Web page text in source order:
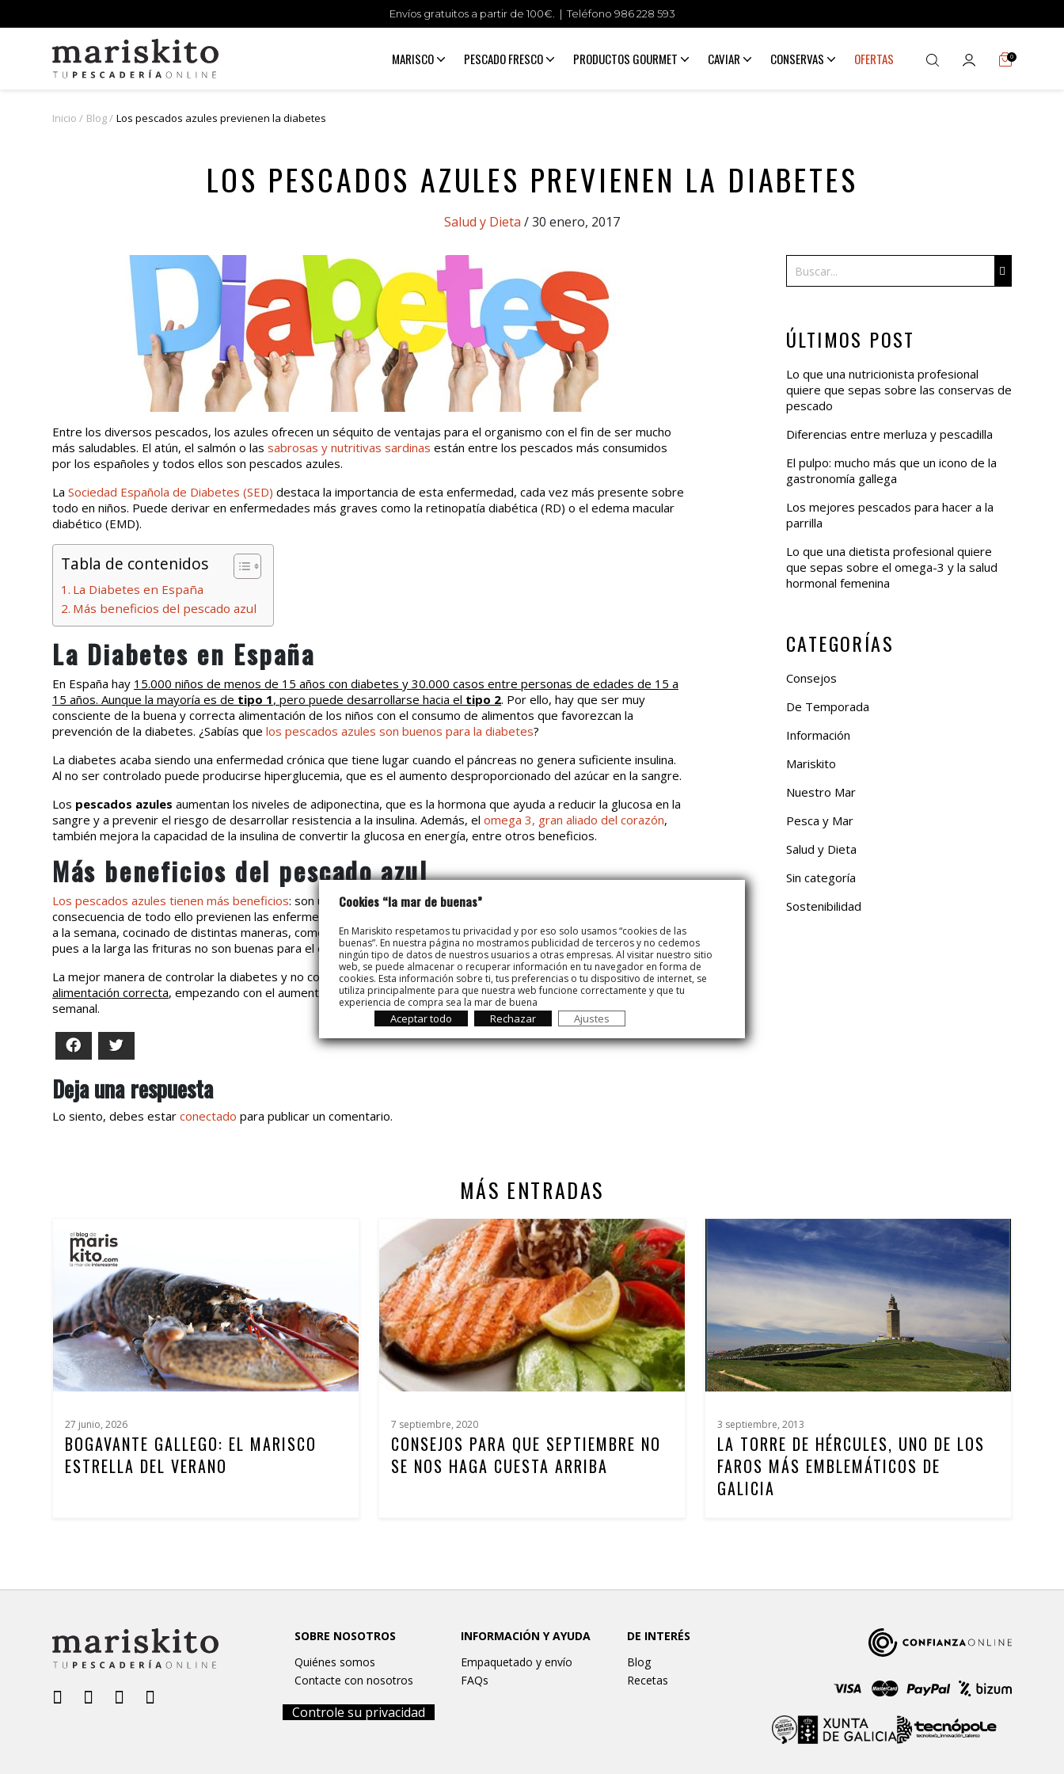
Envíos gratuitos a partir de 100€. | Teléfono 986 228 593
MARISCO PESCADO FRESCO PRODUCTOS GOURMET CAVIAR CONSERVAS OFERTAS 0
Inicio Blog Los pescados azules previenen la diabetes
LOS PESCADOS AZULES PREVIENEN LA DIABETES
Categories
Salud y Dieta / 30 enero, 2017
Entre los diversos pescados, los azules ofrecen un séquito de ventajas para el organismo con el fin de ser mucho
más saludables. El atún, el salmón o las sabrosas y nutritivas sardinas están entre los pescados más consumidos
por los españoles y todos ellos son pescados azules.
La Sociedad Española de Diabetes (SED) destaca la importancia de esta enfermedad, cada vez más presente sobre
todo en niños. Puede derivar en enfermedades más graves como la retinopatía diabética (RD) o el edema macular
diabético (EMD).
Tabla de contenidos
La Diabetes en España
Más beneficios del pescado azul
La Diabetes en España
En España hay 15.000 niños de menos de 15 años con diabetes y 30.000 casos entre personas de edades de 15 a
15 años. Aunque la mayoría es de tipo 1, pero puede desarrollarse hacia el tipo 2. Por ello, hay que ser muy
consciente de la buena y correcta alimentación de los niños con el consumo de alimentos que favorezcan la
prevención de la diabetes. ¿Sabías que los pescados azules son buenos para la diabetes?
La diabetes acaba siendo una enfermedad crónica que tiene lugar cuando el páncreas no genera suficiente insulina.
Al no ser controlado puede producirse hiperglucemia, que es el aumento desproporcionado del azúcar en la sangre.
Los pescados azules aumentan los niveles de adiponectina, que es la hormona que ayuda a reducir la glucosa en la
sangre y a prevenir el riesgo de desarrollar resistencia a la insulina. Además, el omega 3, gran aliado del corazón,
también mejora la capacidad de la insulina de convertir la glucosa en energía, entre otros beneficios.
Más beneficios del pescado azul
Los pescados azules tienen más beneficios: son uno de losalimentos capaces de reducir el colesterol
consecuencia de todo ello previenen las enfermedades relacionadas con el corazón. Y puede tomarse varias veces
a la semana, cocinado de distintas maneras, como al horno, a la plancha o al vapor. Siempre es mejor así que frito,
pues a la larga las frituras no son buenas para el organismo.
La mejor manera de controlar la diabetes y no contraer esta enfermedad esllevar una vida sana con una
alimentación correcta, empezando con el aumento del consumo de pescados azules y la práctica del ejercicio
semanal.
Facebook
Deja una respuesta
Lo siento, debes estar conectado para publicar un comentario.
ÚLTIMOS POST
Lo que una nutricionista profesional
quiere que sepas sobre las conservas de
pescado
Diferencias entre merluza y pescadilla
El pulpo: mucho más que un icono de la
gastronomía gallega
Los mejores pescados para hacer a la
parrilla
Lo que una dietista profesional quiere
que sepas sobre el omega-3 y la salud
hormonal femenina
CATEGORÍAS
Consejos
De Temporada
Información
Mariskito
Nuestro Mar
Pesca y Mar
Salud y Dieta
Sin categoría
Sostenibilidad
MÁS ENTRADAS
27 junio, 2026
BOGAVANTE GALLEGO: EL MARISCO
ESTRELLA DEL VERANO
7 septiembre, 2020
CONSEJOS PARA QUE SEPTIEMBRE NO
SE NOS HAGA CUESTA ARRIBA
3 septiembre, 2013
LA TORRE DE HÉRCULES, UNO DE LOS
FAROS MÁS EMBLEMÁTICOS DE
GALICIA
SOBRE NOSOTROS
Quiénes somos
Contacte con nosotros
INFORMACIÓN Y AYUDA
Empaquetado y envío
FAQs
DE INTERÉS
Blog
Recetas
Controle su privacidad
Cookies “la mar de buenas”
En Mariskito respetamos tu privacidad y por eso solo usamos “cookies de las
buenas”. En nuestra página no mostramos publicidad de terceros y no cedemos
ningún tipo de datos de nuestros usuarios a otras empresas. Al visitar nuestro sitio
web, se puede almacenar o recuperar información en tu navegador en forma de
cookies. Esta información sobre ti, tus preferencias o tu dispositivo de internet, se
utiliza principalmente para que nuestra web funcione correctamente y que tu
experiencia de compra sea la mar de buena
Aceptar todo Rechazar Ajustes